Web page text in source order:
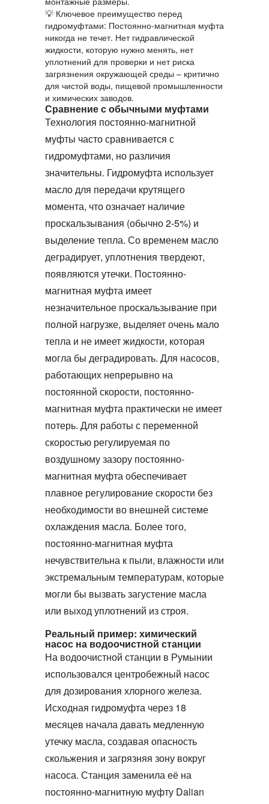
💡 Ключевое преимущество перед
гидромуфтами: Постоянно-магнитная муфта
никогда не течет. Нет гидравлической
жидкости, которую нужно менять, нет
уплотнений для проверки и нет риска
загрязнения окружающей среды – критично
для чистой воды, пищевой промышленности
и химических заводов.
Сравнение с обычными муфтами
Технология постоянно-магнитной
муфты часто сравнивается с
гидромуфтами, но различия
значительны. Гидромуфта использует
масло для передачи крутящего
момента, что означает наличие
проскальзывания (обычно 2‑5%) и
выделение тепла. Со временем масло
деградирует, уплотнения твердеют,
появляются утечки. Постоянно-
магнитная муфтаимеет
незначительное проскальзывание при
полной нагрузке, выделяет очень мало
тепла и не имеет жидкости, которая
могла бы деградировать. Для насосов,
работающих непрерывно на
постоянной скорости, постоянно-
магнитная муфтапрактически не имеет
потерь. Для работы с переменной
скоростью регулируемая по
воздушному зазору постоянно-
магнитная муфтаобеспечивает
плавное регулирование скорости без
необходимости во внешней системе
охлаждения масла. Более того,
постоянно-магнитная муфта
нечувствительна к пыли, влажности или
экстремальным температурам, которые
могли бы вызвать загустение масла
или выход уплотнений из строя.
Реальный пример: химический
насос на водоочистной станции
На водоочистной станции в Румынии
использовался центробежный насос
для дозирования хлорного железа.
Исходная гидромуфта через 18
месяцев начала давать медленную
утечку масла, создавая опасность
скольжения и загрязняя зону вокруг
насоса. Станция заменила её на
постоянно-магнитную муфтуDalian